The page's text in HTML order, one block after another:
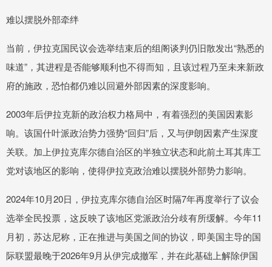
难以摆脱外部牵绊
当前，伊拉克国民议会选举结束后的组阁谈判仍旧散发出“熟悉的
味道”，其进程是否能够顺利也不得而知，且该过程乃至未来新政
府的施政，恐怕都仍难以回避外部因素的深度影响。
2003年后伊拉克新的政治权力格局中，有着强烈的美国因素影
响。该国什叶派政治势力强势“回归”后，又与伊朗因素产生深度
关联。加上伊拉克库尔德自治区的半独立状态和此前土耳其库工
党对该地区的影响，使得伊拉克政治难以摆脱外部势力影响。
2024年10月20日，伊拉克库尔德自治区时隔7年再度举行了议会
选举全民投票，这反映了该地区党派政治分歧有所缓解。今年11
月初，苏达尼称，正在推进与美国之间的协议，即美国主导的国
际联盟最晚于2026年9月从伊完成撤军，并在此基础上解除伊国